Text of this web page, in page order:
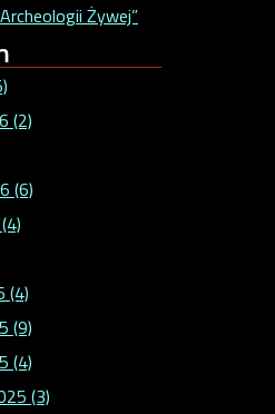
Żywej”
(2)
(6)
(4)
(9)
(4)
(3)